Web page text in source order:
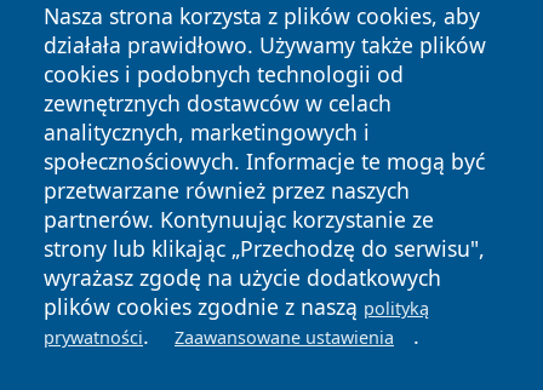
Nasza strona korzysta z plików cookies, aby
działała prawidłowo. Używamy także plików
cookies i podobnych technologii od
zewnętrznych dostawców w celach
analitycznych, marketingowych i
społecznościowych. Informacje te mogą być
przetwarzane również przez naszych
partnerów. Kontynuując korzystanie ze
strony lub klikając „Przechodzę do serwisu",
wyrażasz zgodę na użycie dodatkowych
plików cookies zgodnie z naszą polityką
prywatności. Zaawansowane ustawienia .
Copyright © 2026 echobialystok.pl Wszystkie prawa
zastrzeżone.
News Autorzy
Polityka
Prywatności
Polityka
Cookies